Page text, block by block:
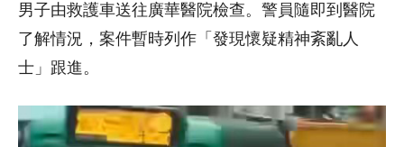
男子由救護車送往廣華醫院檢查。警員隨即到醫院
了解情況，案件暫時列作「發現懷疑精神紊亂人
士」跟進。